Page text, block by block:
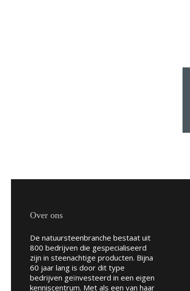
Over ons
De natuursteenbranche bestaat uit
800 bedrijven die gespecialiseerd
zijn in steenachtige producten. Bijna
60 jaar lang is door dit type
bedrijven geïnvesteerd in een eigen
kenniscentrum. Met als een van haar